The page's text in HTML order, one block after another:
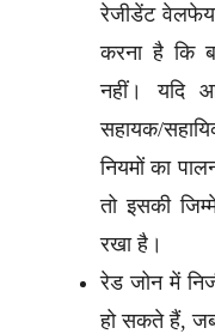
रेजीडेंट
करना है कि
नहीं। यदि
सहायक/
नियमों का
तो इसकी
रखा है।
रेड जोन में
हो सकते हैं,